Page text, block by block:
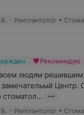
коррекции улыбки.
технологий и
наиболее
0,1 мм до
конструкций без
зуба.
Рекомендую
людям
замечательый Центр.